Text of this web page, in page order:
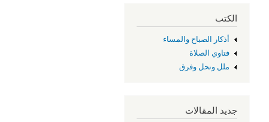
الكتب
أذكار الصباح والمساء
فتاوي الصلاة
ملل ونحل وفرق
جديد المقالات